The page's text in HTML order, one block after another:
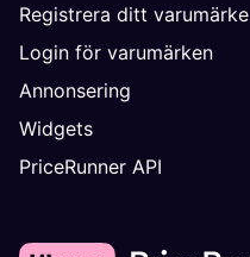
Registrera ditt varumärke
Login för varumärken
Annonsering
Widgets
PriceRunner API